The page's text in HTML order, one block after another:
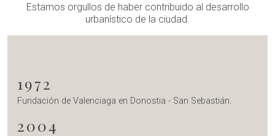
Estamos orgullos de haber contribuido al desarrollo
urbanístico de la ciudad.
1972
Fundación de Valenciaga en Donostia - San Sebastián.
2004